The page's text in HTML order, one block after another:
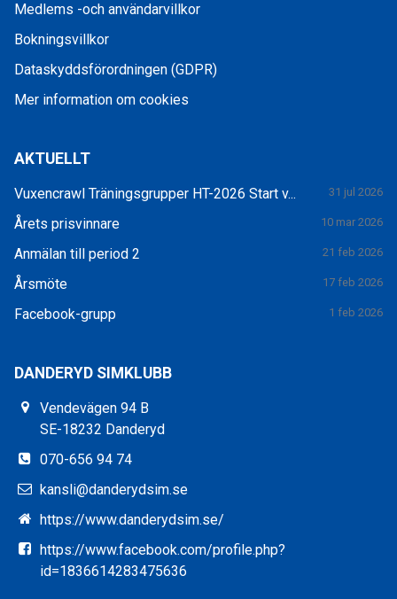
Medlems -och användarvillkor
Bokningsvillkor
Dataskyddsförordningen (GDPR)
Mer information om cookies
AKTUELLT
Vuxencrawl Träningsgrupper HT-2026 Start v... 31 jul 2026
Årets prisvinnare 10 mar 2026
Anmälan till period 2 21 feb 2026
Årsmöte 17 feb 2026
Facebook-grupp 1 feb 2026
DANDERYD SIMKLUBB
Vendevägen 94 B
SE-18232 Danderyd
070-656 94 74
kansli@danderydsim.se
https://www.danderydsim.se/
https://www.facebook.com/profile.php?
id=1836614283475636